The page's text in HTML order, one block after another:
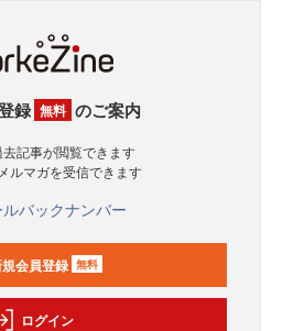
録 無料 のご案内
去記事が閲覧できます
ルマガを受信できます
ルバックナンバー
会員登録 無料
ログイン